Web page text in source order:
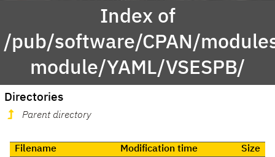
Index of
/pub/software/CPAN/
module/YAML/VSESPB/
Directories
Parent directory
Filename Modification time
Size